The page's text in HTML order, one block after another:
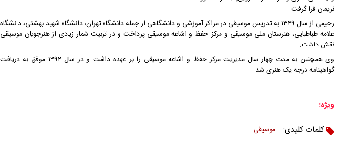
نریمان فرا گرفت.
رحیمی از سال ۱۳۴۹ به تدریس موسیقی در مراکز آموزشی و دانشگاهی از جمله دانشگاه تهران، دانشگاه شهید بهشتی، دانشگاه
علامه طباطبایی، هنرستان ملی موسیقی و مرکز حفظ و اشاعه موسیقی پرداخت و در تربیت شمار زیادی از هنرجویان موسیقی
نقش داشت.
وی همچنین به مدت چهار سال مدیریت مرکز حفظ و اشاعه موسیقی را بر عهده داشت و در سال ۱۳۹۲ موفق به دریافت
گواهینامه درجه یک هنری شد.
ویژه:
کلمات کلیدی:
موسیقی